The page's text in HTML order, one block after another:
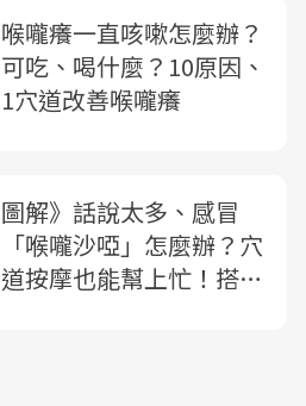
喉嚨癢一直咳嗽怎麼辦？
可吃、喝什麼？10原因、
1穴道改善喉嚨癢
圖解》話說太多、感冒
「喉嚨沙啞」怎麼辦？穴
道按摩也能幫上忙！搭配